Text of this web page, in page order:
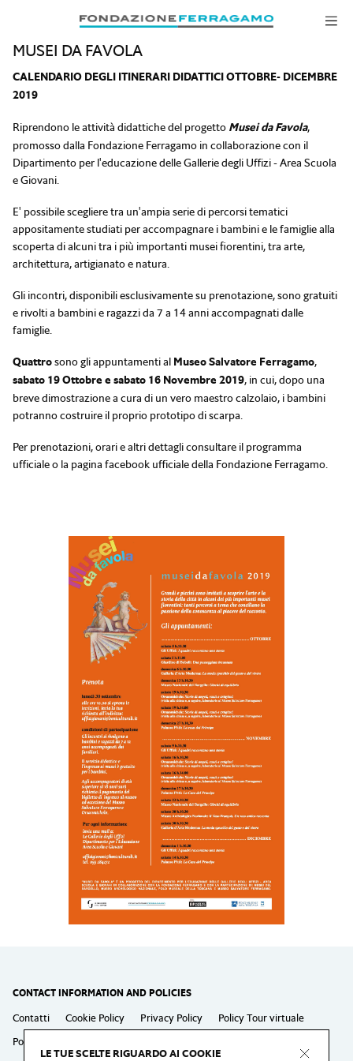
Salta alla navigazione
Salta al contenuto principale
Salta al piè di pagina
MUSEI DA FAVOLA
CALENDARIO DEGLI ITINERARI DIDATTICI OTTOBRE- DICEMBRE
2019
Riprendono le attività didattiche del progetto Musei da Favola,
promosso dalla Fondazione Ferragamo in collaborazione con il
Dipartimento per l'educazione delle Gallerie degli Uffizi - Area Scuola
e Giovani.
E' possibile scegliere tra un'ampia serie di percorsi tematici
appositamente studiati per accompagnare i bambini e le famiglie alla
scoperta di alcuni tra i più importanti musei fiorentini, tra arte,
architettura, artigianato e natura.
Gli incontri, disponibili esclusivamente su prenotazione, sono gratuiti
e rivolti a bambini e ragazzi da 7 a 14 anni accompagnati dalle
famiglie.
Quattrosono gli appuntamenti al Museo Salvatore Ferragamo,
sabato 19 Ottobre e sabato 16 Novembre 2019, in cui, dopo una
breve dimostrazione a cura di un vero maestro calzolaio, i bambini
potranno costruire il proprio prototipo di scarpa.
Per prenotazioni, orari e altri dettagli consultare il programma
ufficiale o la pagina facebook ufficiale della Fondazione Ferragamo.
LE TUE SCELTE RIGUARDO AI COOKIE
CONTACT INFORMATION AND POLICIES
Contatti Cookie Policy Privacy Policy
Policy Tour virtuale
Policy Laboratori